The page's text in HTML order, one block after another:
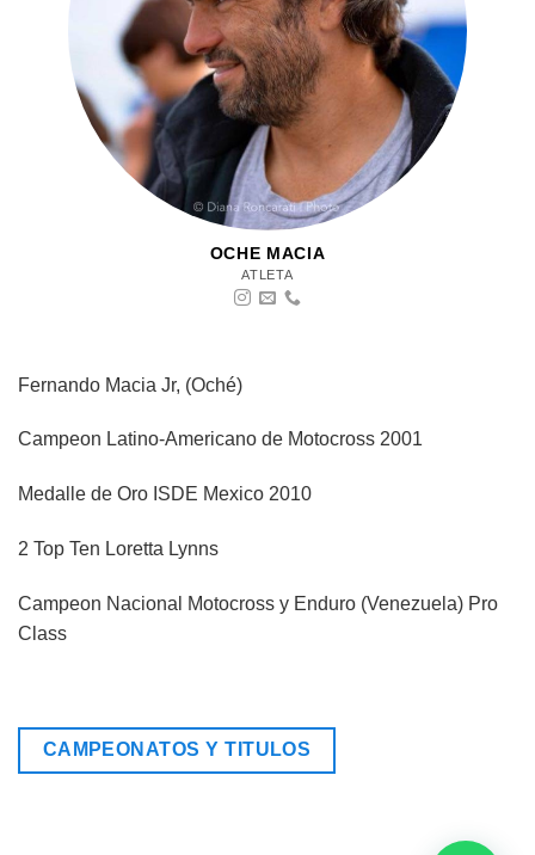
OCHE MACIA
ATLETA
Fernando Macia Jr, (Oché)
Campeon Latino-Americano de Motocross 2001
Medalle de Oro ISDE Mexico 2010
2 Top Ten Loretta Lynns
Campeon Nacional Motocross y Enduro (Venezuela) Pro
Class
CAMPEONATOS Y TITULOS